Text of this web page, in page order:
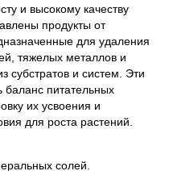
и высокому качеству
продукты от
для удаления
тяжелых металлов и
субстратов и систем. Эти
баланс питательных
их усвоения и
для роста растений.
солей.